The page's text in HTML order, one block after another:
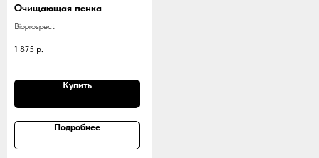
Очищающая пенка
Bioprospect
1 875 р.
Купить
Подробнее